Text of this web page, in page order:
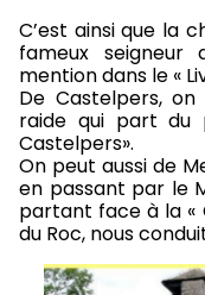
C’est ainsi que la
fameux
mention dans le «
De Castelpers,
raide qui part du
Castelpers».
On peut aussi de
en passant par le
partant face à la «
du Roc, nous